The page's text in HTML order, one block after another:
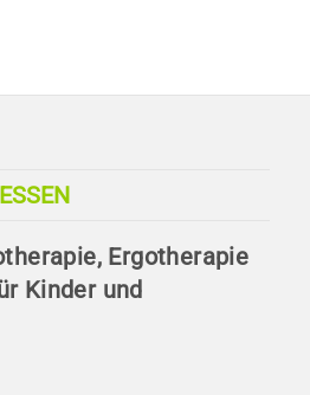
Ergotherapie
Kinder und